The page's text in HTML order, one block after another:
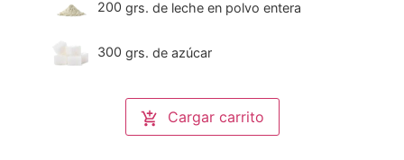
200 grs. de leche en polvo entera
300 grs. de azúcar
Cargar carrito